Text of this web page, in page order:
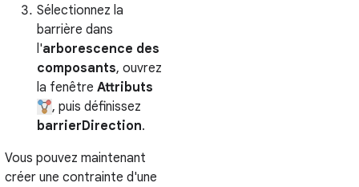
Sélectionnez la
barrière dans
l'arborescence des
composants, ouvrez
la fenêtre Attributs
, puis définissez
barrierDirection.
Vous pouvez maintenant
créer une contrainte d'une